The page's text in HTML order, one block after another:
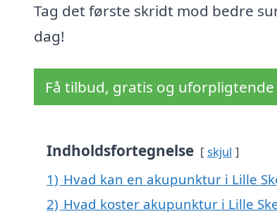
Tag det første skridt mod bedre
dag!
Få tilbud, gratis og uforpligtende
Indholdsfortegnelse skjul
1) Hvad kan en akupunktur i Lille
2) Hvad koster akupunktur i Lille